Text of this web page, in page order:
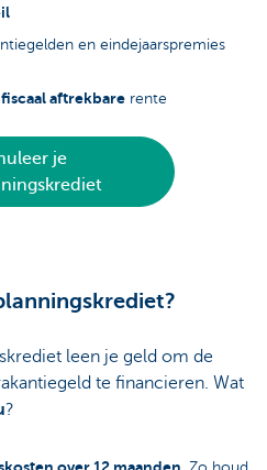
en eindejaarspremies
fiscaal aftrekbare rente
je
leen je geld om de
te financieren. Wat
?